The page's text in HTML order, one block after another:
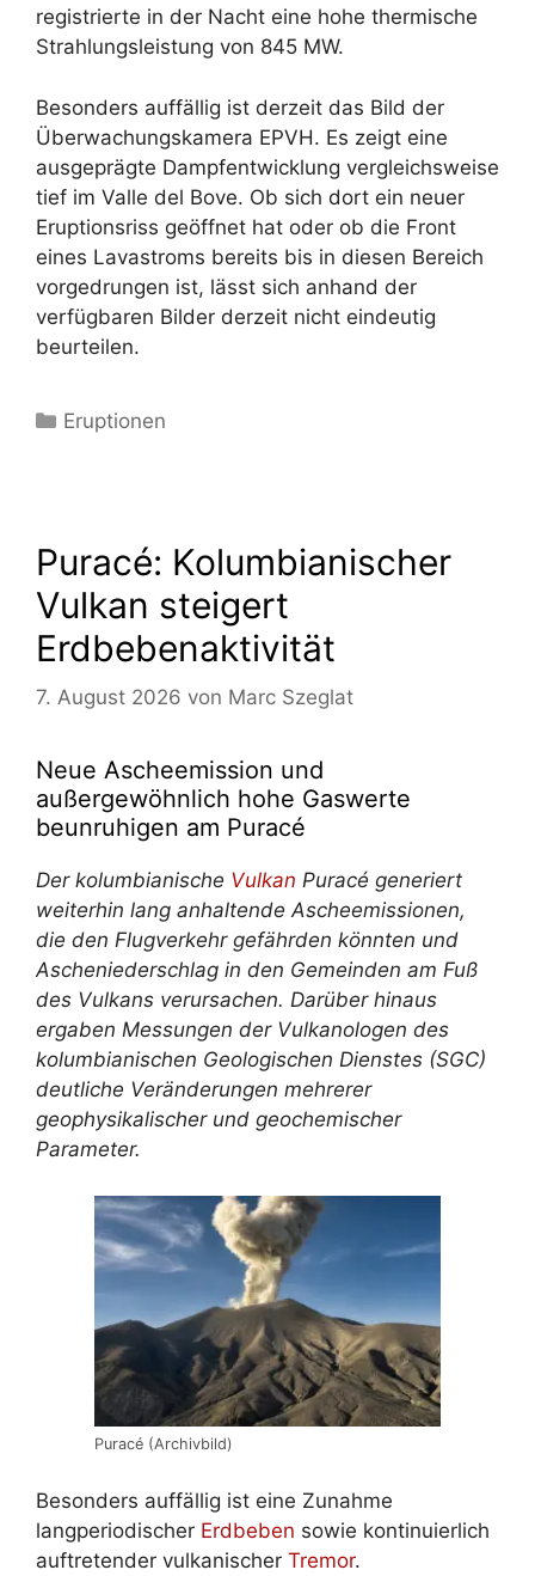
registrierte in der Nacht eine hohe thermische
Strahlungsleistung von 845 MW.
Besonders auffällig ist derzeit das Bild der
Überwachungskamera EPVH. Es zeigt eine
ausgeprägte Dampfentwicklung vergleichsweise
tief im Valle del Bove. Ob sich dort ein neuer
Eruptionsriss geöffnet hat oder ob die Front
eines Lavastroms bereits bis in diesen Bereich
vorgedrungen ist, lässt sich anhand der
verfügbaren Bilder derzeit nicht eindeutig
beurteilen.
Kategorien
Eruptionen
Puracé: Kolumbianischer
Vulkan steigert
Erdbebenaktivität
7. August 2026 von Marc Szeglat
Neue Ascheemission und
außergewöhnlich hohe Gaswerte
beunruhigen am Puracé
Der kolumbianische Vulkan Puracé generiert
weiterhin lang anhaltende Ascheemissionen,
die den Flugverkehr gefährden könnten und
Ascheniederschlag in den Gemeinden am Fuß
des Vulkans verursachen. Darüber hinaus
ergaben Messungen der Vulkanologen des
kolumbianischen Geologischen Dienstes (SGC)
deutliche Veränderungen mehrerer
geophysikalischer und geochemischer
Parameter.
Puracé (Archivbild)
Besonders auffällig ist eine Zunahme
langperiodischer Erdbeben sowie kontinuierlich
auftretender vulkanischer Tremor.